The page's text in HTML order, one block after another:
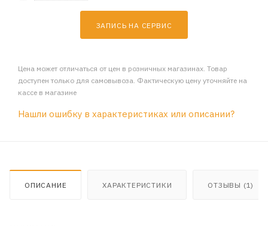
ЗАПИСЬ НА СЕРВИС
Цена может отличаться от цен в розничных магазинах. Товар
доступен только для самовывоза. Фактическую цену уточняйте на
кассе в магазине
Нашли ошибку в характеристиках или описании?
ОПИСАНИЕ ХАРАКТЕРИСТИКИ ОТЗЫВЫ (1)